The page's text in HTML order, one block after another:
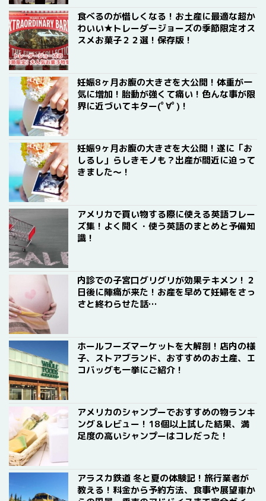
食べるのが惜しくなる！お土産に最適な超か
わいい★トレーダージョーズの季節限定オス
スメお菓子２２選！保存版！
妊娠8ヶ月お腹の大きさを大公開！体重が一
気に増加！胎動が強くて痛い！色んな事が限
界に近づいてキター(ﾟ∀ﾟ)！
妊娠9ヶ月お腹の大きさを大公開！遂に「お
しるし」らしきモノも？出産が間近に迫って
きました〜！
アメリカで買い物する際に使える英語フレー
ズ集！よく聞く・使う英語のまとめと予備知
識！
内診での子宮口グリグリが効果テキメン！２
日後に陣痛が来た！お産を早めて妊婦をさっ
さと終わらせた話…
ホールフーズマーケットを大解剖！店内の様
子、ストアブランド、おすすめのお土産、エ
コバッグも一挙にご紹介！
アメリカのシャンプーでおすすめの物ランキ
ング＆レビュー！18個以上試した結果、満
足度の高いシャンプーはコレだった！
アラスカ鉄道 冬と夏の体験記！旅行業者が
教える！料金から予約方法、食事や展望車か